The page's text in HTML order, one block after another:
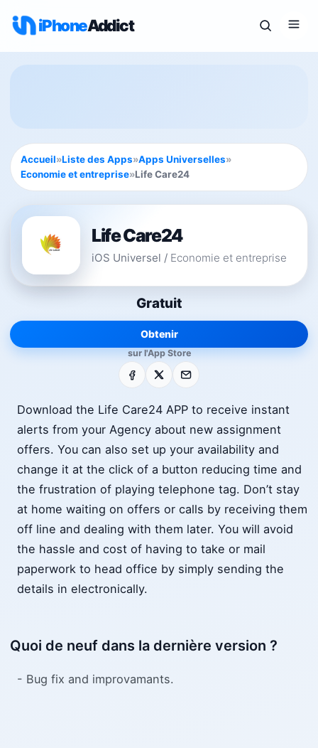
iPhoneAddict
Accueil»Liste des Apps»Apps Universelles»
Economie et entreprise»Life Care24
Life Care24
iOS Universel / Economie et entreprise
Gratuit
Obtenir
sur l'App Store
Facebook E-mail
Download the Life Care24 APP to receive instant
alerts from your Agency about new assignment
offers. You can also set up your availability and
change it at the click of a button reducing time and
the frustration of playing telephone tag. Don’t stay
at home waiting on offers or calls by receiving them
off line and dealing with them later. You will avoid
the hassle and cost of having to take or mail
paperwork to head office by simply sending the
details in electronically.
Quoi de neuf dans la dernière version ?
- Bug fix and improvamants.